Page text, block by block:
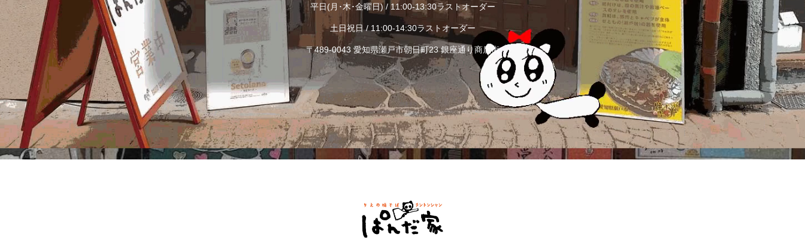
平日(月･木･金曜日) / 11:00-13:30ラストオーダー
土日祝日 / 11:00-14:30ラストオーダー
〒489-0043 愛知県瀬戸市朝日町23 銀座通り商店街